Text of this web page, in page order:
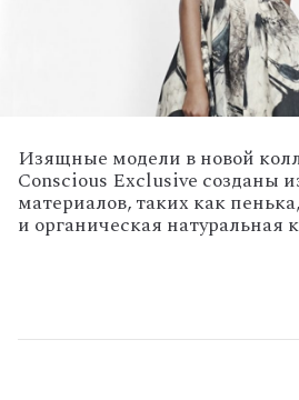
Изящные модели в новой
Conscious Exclusive созданы
материалов, таких как
и органическая натуральная